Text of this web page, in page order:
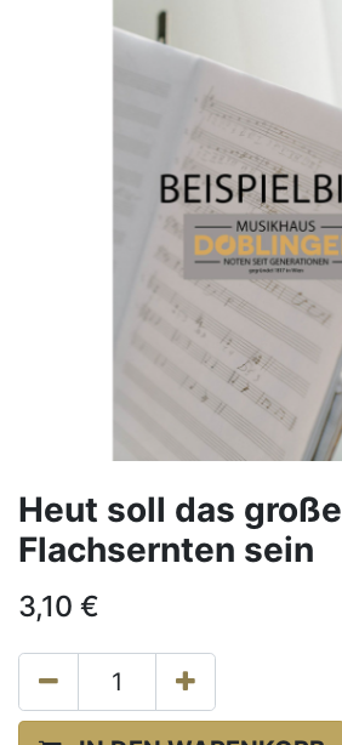
Heut soll das große
Flachsernten sein
3,10 €